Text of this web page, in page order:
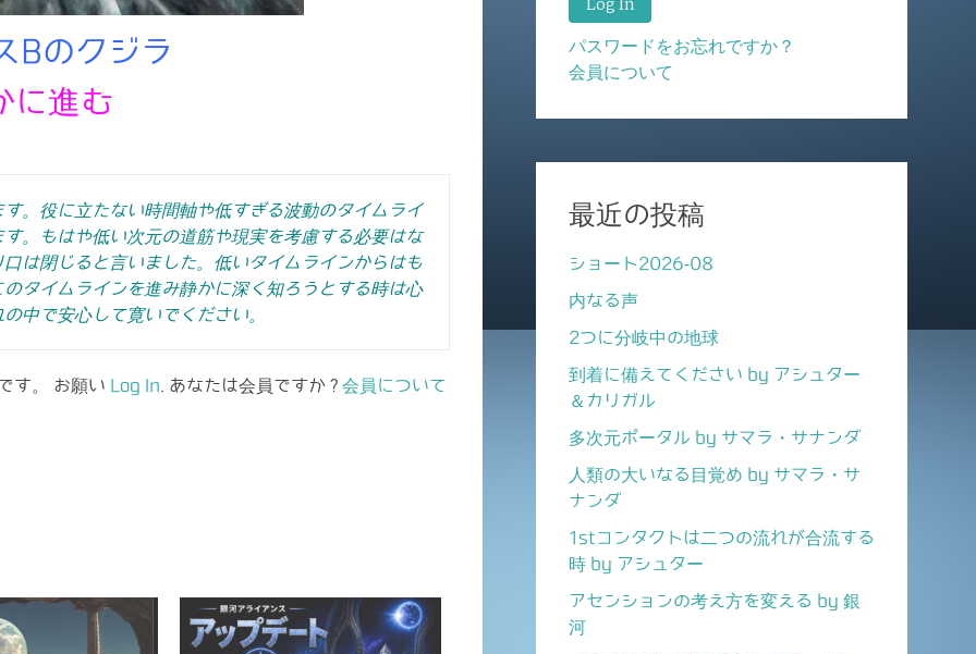
Bのクジラ
に進む
。役に立たない時間軸や低すぎる波動のタイムライ
。もはや低い次元の道筋や現実を考慮する必要はな
は閉じると言いました。低いタイムラインからはも
タイムラインを進み静かに深く知ろうとする時は心
中で安心して寛いでください。
す。 お願い Log In . あなたは会員ですか ? 会員について
パスワードをお忘れですか？
会員について
最近の投稿
ショート2026-08
内なる声
2つに分岐中の地球
到着に備えてください by アシュター
＆カリガル
多次元ポータル by サマラ・サナンダ
人類の大いなる目覚め by サマラ・サ
ナンダ
1stコンタクトは二つの流れが合流する
時 by アシュター
アセンションの考え方を変える by 銀
河